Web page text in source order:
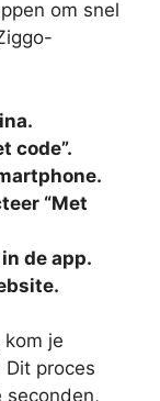
om snel
code”.
“Met
de app.
je
proces
seconden,